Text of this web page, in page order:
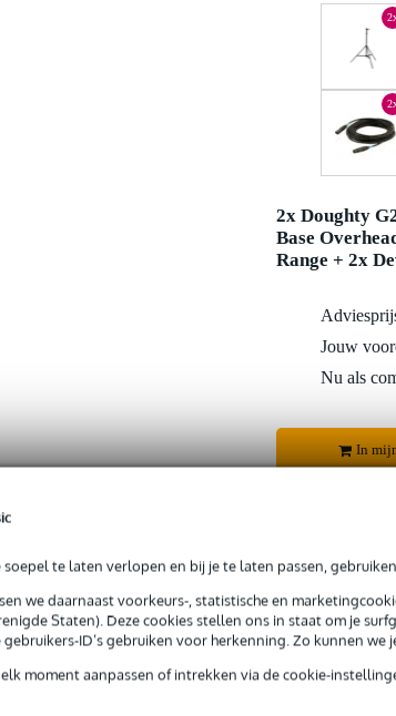
te laten verlopen en bij je te laten passen,
we daarnaast voorkeurs-, statistische en
Staten). Deze cookies stellen ons in staat om je
gebruikers-ID’s gebruiken voor herkenning. Zo kunnen
moment aanpassen of intrekken via de cookie-
2x Doughty
Base
Range + 2x
Jouw
Nu als
In
99,-
garantie
3 jaar Bax Music garantie
Laagste-prijs-garantie